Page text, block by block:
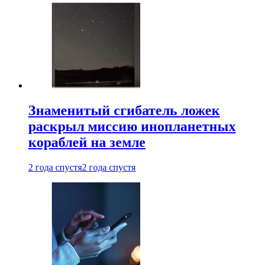
Знаменитый сгибатель ложек
раскрыл миссию инопланетных
кораблей на земле
2 года спустя2 года спустя